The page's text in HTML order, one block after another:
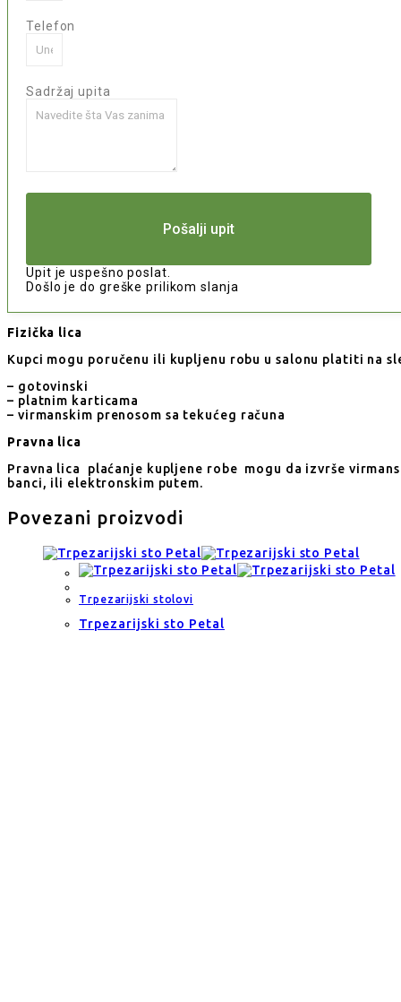
Telefon
Sadržaj upita
Pošalji upit
Upit je uspešno poslat.
Došlo je do greške prilikom slanja
Fizička lica
Kupci mogu poručenu ili kupljenu robu u salonu platiti na
– gotovinski
– platnim karticama
– virmanskim prenosom sa tekućeg računa
Pravna lica
Pravna lica plaćanje kupljene robe mogu da izvrše
banci, ili elektronskim putem.
Povezani proizvodi
Trpezarijski stolovi
Trpezarijski sto Petal